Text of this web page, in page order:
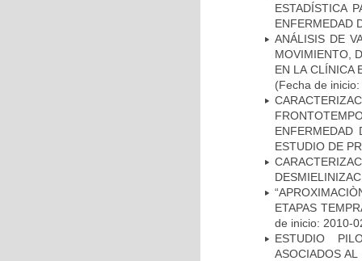
ESTADÍSTICA
ENFERMEDAD
ANÁLISIS DE
MOVIMIENTO,
EN LA CLÍNICA
(Fecha de
ENFERMEDAD
ESTUDIO DE
ETAPAS
de inicio: 2010-
ESTUDIO
ASOCIADOS